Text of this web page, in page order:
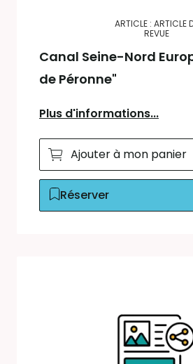
ARTICLE : ARTICLE
REVUE
Canal Seine-Nord
de Péronne"
Plus d'informations...
Ajouter à mon panier
Réserver